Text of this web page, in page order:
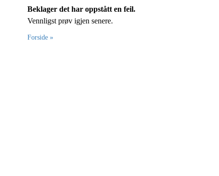
Beklager det har oppstått en feil.
Vennligst prøv igjen senere.
Forside »